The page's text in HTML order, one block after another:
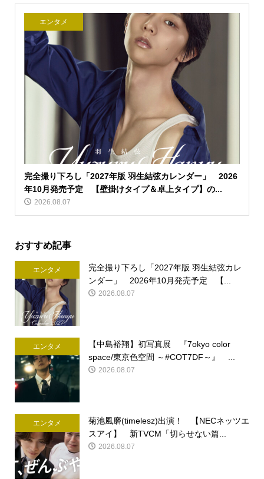
エンタメ
完全撮り下ろし「2027年版 羽生結弦カレンダー」 2026
年10月発売予定 【壁掛けタイプ＆卓上タイプ】の...
2026.08.07
おすすめ記事
エンタメ
完全撮り下ろし「2027年版 羽生結弦カレ
ンダー」 2026年10月発売予定 【...
2026.08.07
エンタメ
【中島裕翔】初写真展 『7okyo color
space/東京色空間 ～#COT7DF～』 ...
2026.08.07
エンタメ
菊池風磨(timelesz)出演！ 【NECネッツエ
スアイ】 新TVCM「切らせない篇...
2026.08.07